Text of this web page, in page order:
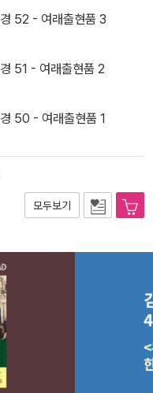
52 - 여래출현품 3
51 - 여래출현품 2
50 - 여래출현품 1
모두보기